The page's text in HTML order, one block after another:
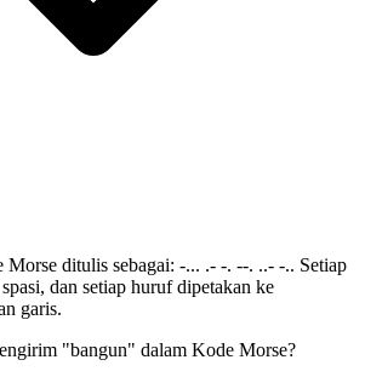
ditulis sebagai: -... .- -. --. ..- -.. Setiap
dan setiap huruf dipetakan ke
garis.
"bangun" dalam Kode Morse?